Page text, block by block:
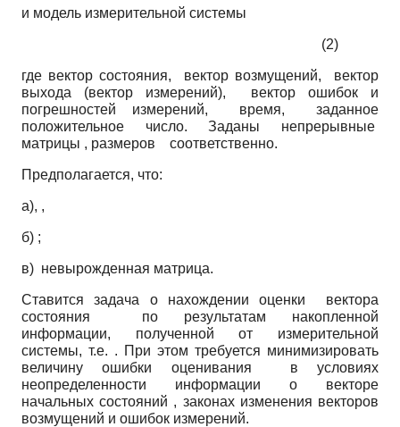
и модель измерительной системы
(2)
где вектор состояния, вектор возмущений, вектор
выхода (вектор измерений), вектор ошибок и
погрешностей измерений, время, заданное
положительное число. Заданы непрерывные
матрицы , размеров соответственно.
Предполагается, что:
а), ,
б) ;
в) невырожденная матрица.
Ставится задача о нахождении оценки вектора
состояния по результатам накопленной
информации, полученной от измерительной
системы, т.е. . При этом требуется минимизировать
величину ошибки оценивания в условиях
неопределенности информации о векторе
начальных состояний , законах изменения векторов
возмущений и ошибок измерений.